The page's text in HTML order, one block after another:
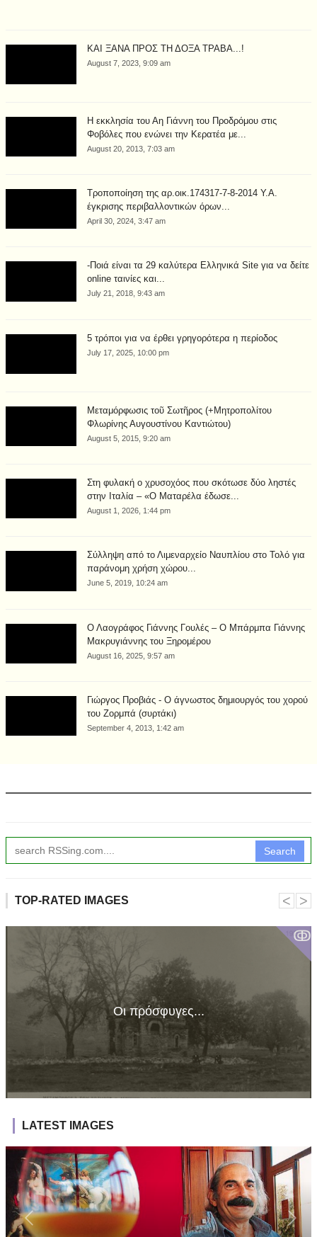
ΚΑΙ ΞΑΝΑ ΠΡΟΣ ΤΗ ΔΟΞΑ ΤΡΑΒΑ...!
August 7, 2023, 9:09 am
Η εκκλησία του Αη Γιάννη του Προδρόμου στις
Φοβόλες που ενώνει την Κερατέα με...
August 20, 2013, 7:03 am
Τροποποίηση της αρ.οικ.174317-7-8-2014 Υ.Α.
έγκρισης περιβαλλοντικών όρων...
April 30, 2024, 3:47 am
-Ποιά είναι τα 29 καλύτερα Ελληνικά Site για να δείτε
online ταινίες και...
July 21, 2018, 9:43 am
5 τρόποι για να έρθει γρηγορότερα η περίοδος
July 17, 2025, 10:00 pm
Μεταμόρφωσις τοῦ Σωτῆρος (+Μητροπολίτου
Φλωρίνης Αυγουστίνου Καντιώτου)
August 5, 2015, 9:20 am
Στη φυλακή ο χρυσοχόος που σκότωσε δύο ληστές
στην Ιταλία – «Ο Ματαρέλα έδωσε...
August 1, 2026, 1:44 pm
Σύλληψη από το Λιμεναρχείο Ναυπλίου στο Τολό για
παράνομη χρήση χώρου...
June 5, 2019, 10:24 am
Ο Λαογράφος Γιάννης Γουλές – Ο Μπάρμπα Γιάννης
Μακρυγιάννης του Ξηρομέρου
August 16, 2025, 9:57 am
Γιώργος Προβιάς - Ο άγνωστος δημιουργός του χορού
του Ζορμπά (συρτάκι)
September 4, 2013, 1:42 am
Search
TOP-RATED IMAGES
ↂ
Οι πρόσφυγες...
˂ ˃
LATEST IMAGES